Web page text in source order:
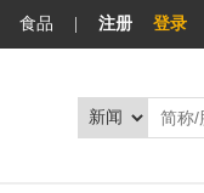
食品 注册 登录